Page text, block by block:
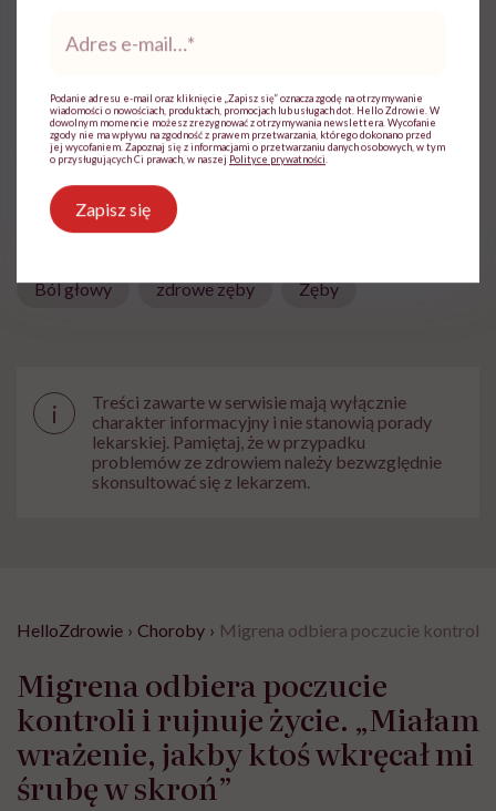
innych
Udostępnij
Ból głowy zdrowe zęby Zęby
i
Treści zawarte w serwisie mają wyłącznie
charakter informacyjny i nie stanowią porady
lekarskiej. Pamiętaj, że w przypadku
problemów ze zdrowiem należy bezwzględnie
skonsultować się z lekarzem.
HelloZdrowie › Choroby › Migrena odbiera poczucie kontroli i
Migrena odbiera poczucie
kontroli i rujnuje życie. „Miałam
wrażenie, jakby ktoś wkręcał mi
śrubę w skroń”
*
Podanie adresu e-mail oraz kliknięcie „Zapisz się” oznacza zgodę na otrzymywanie
wiadomości o nowościach, produktach, promocjach lub usługach dot. Hello Zdrowie. W
dowolnym momencie możesz zrezygnować z otrzymywania newslettera. Wycofanie
zgody nie ma wpływu na zgodność z prawem przetwarzania, którego dokonano przed
jej wycofaniem. Zapoznaj się z informacjami o przetwarzaniu danych osobowych, w tym
o przysługujących Ci prawach, w naszej Polityce prywatności
Zapisz się